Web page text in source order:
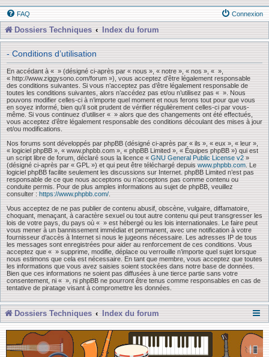
FAQ Connexion
Dossiers Techniques Index du forum
- Conditions d’utilisation
En accédant à « » (désigné ci-après par « nous », « notre », « nos », « »,
« http://www.ziggysono.com/forum »), vous acceptez d’être légalement responsable
des conditions suivantes. Si vous n’acceptez pas d’être légalement responsable de
toutes les conditions suivantes, alors n’accédez pas et/ou n’utilisez pas « ». Nous
pouvons modifier celles-ci à n’importe quel moment et nous ferons tout pour que vous
en soyez informé, bien qu’il soit prudent de vérifier régulièrement celles-ci par vous-
même. Si vous continuez d’utiliser « » alors que des changements ont été effectués,
vous acceptez d’être légalement responsable des conditions découlant des mises à jour
et/ou modifications.
Nos forums sont développés par phpBB (désigné ci-après par « ils », « eux », « leur »,
« logiciel phpBB », « www.phpbb.com », « phpBB Limited », « Équipes phpBB ») qui est
un script libre de forum, déclaré sous la licence « GNU General Public License v2 »
(désigné ci-après par « GPL ») et qui peut être téléchargé depuis www.phpbb.com . Le
logiciel phpBB facilite seulement les discussions sur Internet. phpBB Limited n’est pas
responsable de ce que nous acceptons ou n’acceptons pas comme contenu ou
conduite permis. Pour de plus amples informations au sujet de phpBB, veuillez
consulter : https://www.phpbb.com/
Vous acceptez de ne pas publier de contenu abusif, obscène, vulgaire, diffamatoire,
choquant, menaçant, à caractère sexuel ou tout autre contenu qui peut transgresser les
lois de votre pays, du pays où « » est hébergé ou les lois internationales. Le faire peut
vous mener à un bannissement immédiat et permanent, avec une notification à votre
fournisseur d’accès à Internet si nous le jugeons nécessaire. Les adresses IP de tous
les messages sont enregistrées pour aider au renforcement de ces conditions. Vous
acceptez que « » supprime, modifie, déplace ou verrouille n’importe quel sujet lorsque
nous estimons que cela est nécessaire. En tant que membre, vous acceptez que toutes
les informations que vous avez saisies soient stockées dans notre base de données.
Bien que ces informations ne soient pas diffusées à une tierce partie sans votre
consentement, ni « », ni phpBB ne pourront être tenus comme responsables en cas de
tentative de piratage visant à compromettre les données.
Dossiers Techniques Index du forum